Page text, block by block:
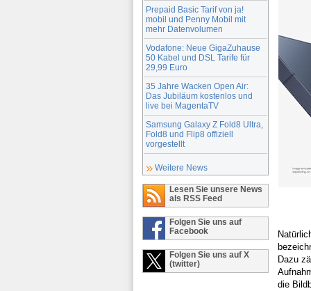
Prepaid Basic Tarif von ja!
mobil und Penny Mobil mit
mehr Datenvolumen
Vodafone: Neue GigaZuhause
50 Kabel und DSL Tarife für
29,99 Euro
35 Jahre Wacken Open Air:
Das Jubiläum kostenlos und
live bei MagentaTV
Samsung Galaxy Z Fold8 Ultra,
Fold8 und Flip8 offiziell
vorgestellt
Weitere News
Lesen Sie unsere News
als RSS Feed
Folgen Sie uns auf
Facebook
Folgen Sie uns auf X
(twitter)
Dazu
die